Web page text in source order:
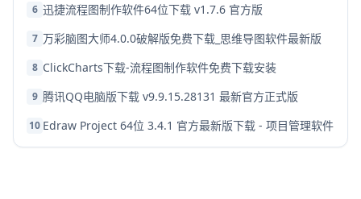
6 迅捷流程图制作软件64位下载 v1.7.6 官方版
7 万彩脑图大师4.0.0破解版免费下载_思维导图软件最新版
8 ClickCharts下载-流程图制作软件免费下载安装
9 腾讯QQ电脑版下载 v9.9.15.28131 最新官方正式版
10 Edraw Project 64位 3.4.1 官方最新版下载 - 项目管理软件